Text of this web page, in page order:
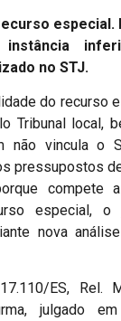
especial.
instância
no STJ.
do recurso
Tribunal local,
não vincula o
pressupostos
compete
especial,
nova
ES, Rel.
julgado